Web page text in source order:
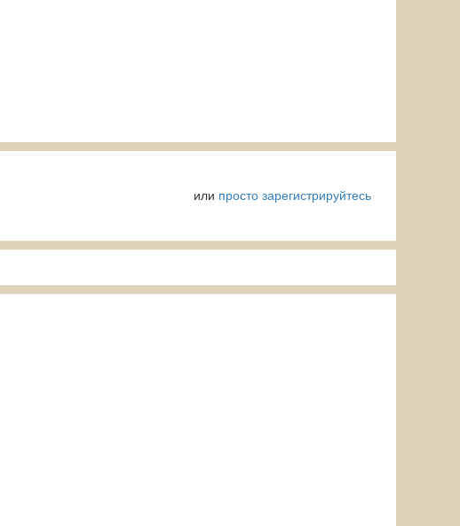
или просто зарегистрируйтесь